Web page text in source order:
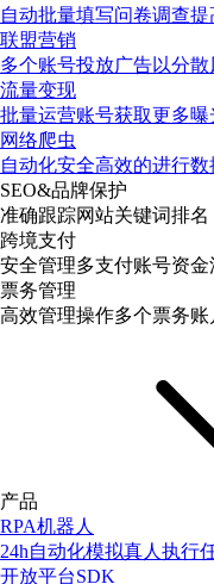
自动批量填写问卷调查
联盟营销
多个账号投放广告以分散
流量变现
批量运营账号获取更多曝
网络爬虫
自动化安全高效的进行
SEO&品牌保护
准确跟踪网站关键词排名
跨境支付
安全管理多支付账号资金
票务管理
高效管理操作多个票务账
产品
RPA机器人
24h自动化模拟真人执行
开放平台SDK